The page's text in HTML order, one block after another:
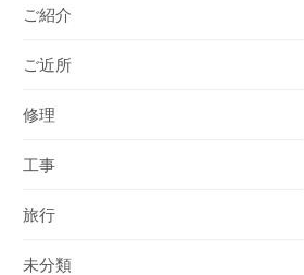
ご紹介
ご近所
修理
工事
旅行
未分類